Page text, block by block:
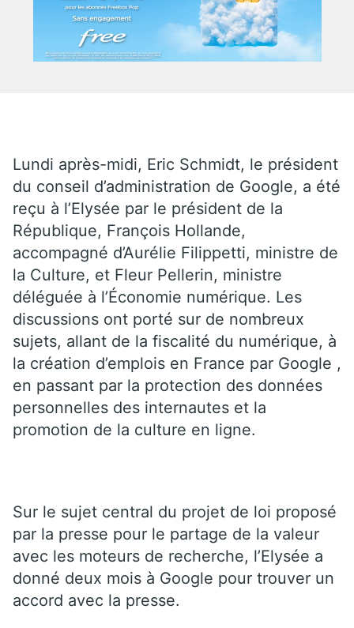
Lundi après-midi, Eric Schmidt, le président
du conseil d’administration de Google, a été
reçu à l’Elysée par le président de la
République, François Hollande,
accompagné d’Aurélie Filippetti, ministre de
la Culture, et Fleur Pellerin, ministre
déléguée à l’Économie numérique. Les
discussions ont porté sur de nombreux
sujets, allant de la fiscalité du numérique, à
la création d’emplois en France par Google ,
en passant par la protection des données
personnelles des internautes et la
promotion de la culture en ligne.
Sur le sujet central du projet de loi proposé
par la presse pour le partage de la valeur
avec les moteurs de recherche, l’Elysée a
donné deux mois à Google pour trouver un
accord avec la presse.